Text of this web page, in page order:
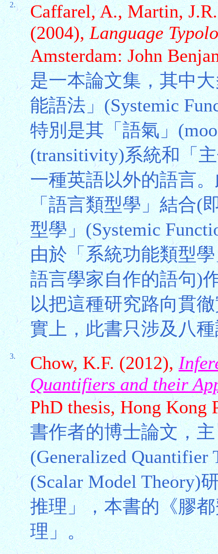
2.
Caffarel, A., Martin,
(2004),Language
Amsterdam: John
是一本論文集，其中
能語法」(Systemic
特別是其「語氣」
(transitivity)系統和「
一種英語以外的語言
「語言類型學」結合(
型學」(Systemic
由於「系統功能類型
語言學家自作的語句)
以把這種研究路向貫
實上，此書只涉及八
3. Chow, K.F. (2012),
Quantifiers and their
PhD thesis, Hong Kong
書作者的博士論文，
(Generalized
(Scalar Model Theory)
推理」，本書的《膠
理」。